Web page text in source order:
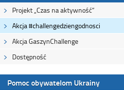
Projekt „Czas na aktywność”
Akcja #challengedziengodnosci
Akcja GaszynChallenge
Dostępność
Pomoc obywatelom Ukrainy